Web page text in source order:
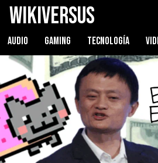
WikiVersus
AUDIO GAMING TECNOLOGÍA